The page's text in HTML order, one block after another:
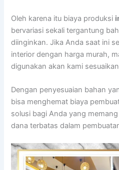
Oleh karena itu biaya produksi
bervariasi sekali tergantung
diinginkan. Jika Anda saat ini
interior dengan harga murah,
digunakan akan kami
Dengan penyesuaian bahan
bisa menghemat biaya
solusi bagi Anda yang
dana terbatas dalam